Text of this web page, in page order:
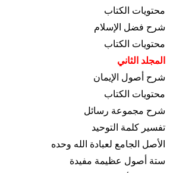
محتويات الكتاب
شرح فضل الإسلام
محتويات الكتاب
المجلد الثاني
شرح أصول الإيمان
محتويات الكتاب
شرح مجموعة رسائل
تفسير كلمة التوحيد
الأصل الجامع لعبادة الله وحده
ستة أصول عظيمة مفيدة